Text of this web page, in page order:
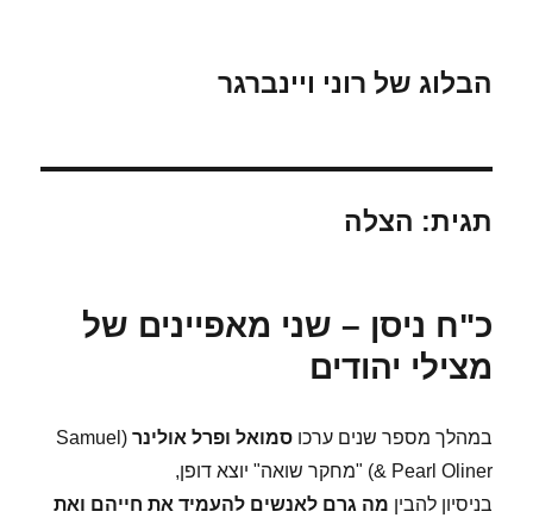
הבלוג של רוני ויינברגר
תגית: הצלה
כ"ח ניסן – שני מאפיינים של
מצילי יהודים
במהלך מספר שנים ערכוסמואל ופרל אולינר
(Samuel
& Pearl Oliner) "מחקר שואה" יוצא דופן,
בניסיון להבין מה גרם לאנשים להעמיד את חייהם ואת